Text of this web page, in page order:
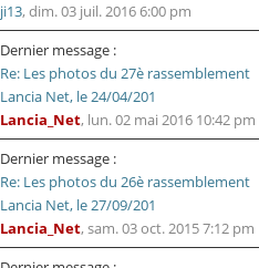
ji13, dim. 03 juil. 2016 6:00 pm
Dernier message :
Re: Les photos du 27è rassemblement
Lancia Net, le 24/04/201
Lancia_Net, lun. 02 mai 2016 10:42 pm
Dernier message :
Re: Les photos du 26è rassemblement
Lancia Net, le 27/09/201
Lancia_Net, sam. 03 oct. 2015 7:12 pm